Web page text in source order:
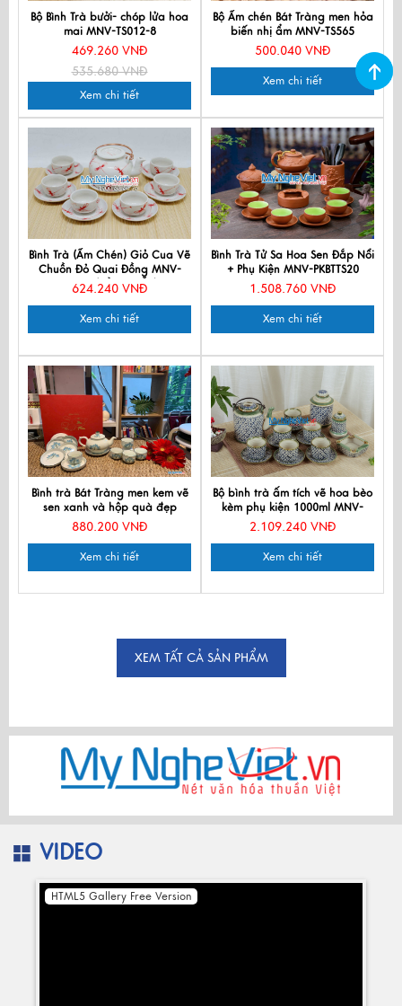
Bộ Bình Trà bưởi- chóp lửa hoa
mai MNV-TS012-8
469.260 VNĐ
535.680 VNĐ
Xem chi tiết
Bộ Ấm chén Bát Tràng men hỏa
biến nhị ẩm MNV-TS565
500.040 VNĐ
Xem chi tiết
Bình Trà (Ấm Chén) Giỏ Cua Vẽ
Chuồn Đỏ Quai Đồng MNV-
TS569 (HÀNG ĐẶT)
624.240 VNĐ
Xem chi tiết
Bình Trà Tử Sa Hoa Sen Đắp Nổi
+ Phụ Kiện MNV-PKBTTS20
1.508.760 VNĐ
Xem chi tiết
Bình trà Bát Tràng men kem vẽ
sen xanh và hộp quà đẹp
CBMNV-HBT1223.4
880.200 VNĐ
Xem chi tiết
Bộ bình trà ấm tích vẽ hoa bèo
kèm phụ kiện 1000ml MNV-
TS585
2.109.240 VNĐ
Xem chi tiết
XEM TẤT CẢ SẢN PHẨM
VIDEO
HTML5 Gallery Free Version